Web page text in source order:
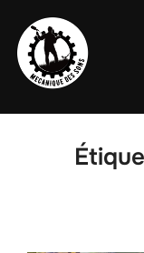
contenu